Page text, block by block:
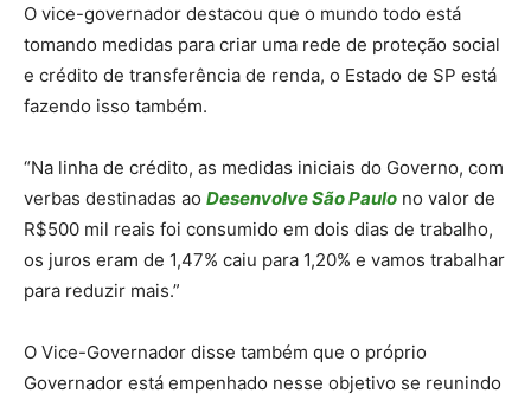
O vice-governador destacou que o mundo todo está
tomando medidas para criar uma rede de proteção social
e crédito de transferência de renda, o Estado de SP está
fazendo isso também.
“Na linha de crédito, as medidas iniciais do Governo, com
verbas destinadas ao Desenvolve São Paulo no valor de
R$500 mil reais foi consumido em dois dias de trabalho,
os juros eram de 1,47% caiu para 1,20% e vamos trabalhar
para reduzir mais.”
O Vice-Governador disse também que o próprio
Governador está empenhado nesse objetivo se reunindo